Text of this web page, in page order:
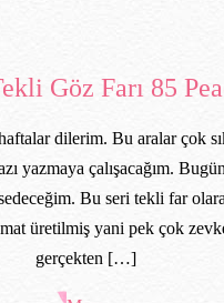
Göz Farı 85
dilerim. Bu aralar çok
yazmaya çalışacağım.
Bu seri tekli far
mat üretilmiş yani pek çok
gerçekten […]